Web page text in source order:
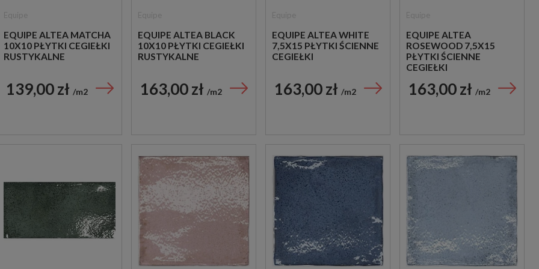
EQUIPE ALTEA MATCHA
10X10 PŁYTKI CEGIEŁKI
RUSTYKALNE
139,00 zł m2
EQUIPE ALTEA BLACK
10X10 PŁYTKI CEGIEŁKI
RUSTYKALNE
163,00 zł m2
EQUIPE ALTEA WHITE
7,5X15 PŁYTKI ŚCIENNE
CEGIEŁKI
163,00 zł m2
EQUIPE ALTEA
ROSEWOOD 7,5X15
PŁYTKI ŚCIENNE
CEGIEŁKI
163,00 zł m2